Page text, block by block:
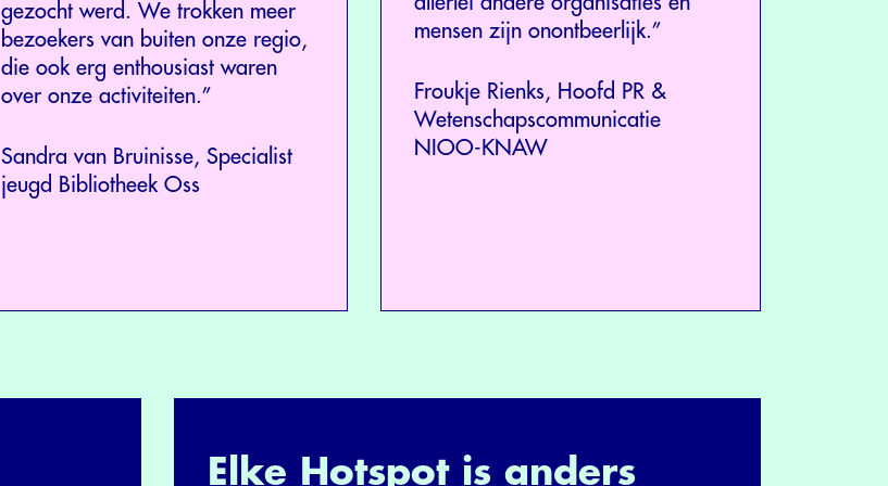
gezocht werd. We trokken meer
bezoekers van buiten onze regio,
die ook erg enthousiast waren
over onze activiteiten.”
Sandra van Bruinisse, Specialist
jeugd Bibliotheek Oss
mensen zijn onontbeerlijk.”
Froukje Rienks, Hoofd PR &
Wetenschapscommunicatie
NIOO-KNAW
Elke Hotspot is anders